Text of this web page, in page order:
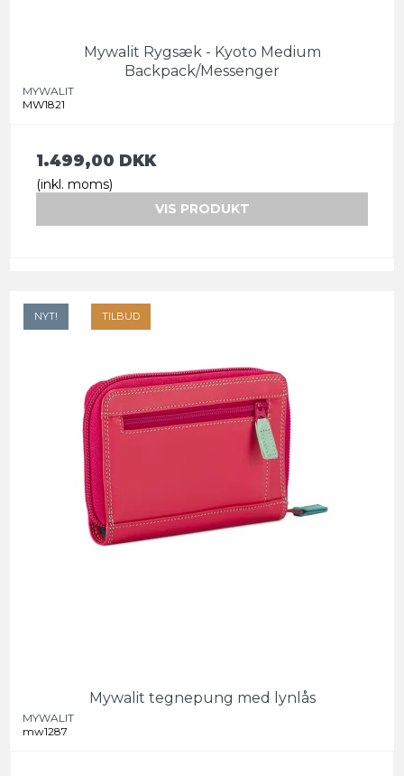
Mywalit Rygsæk - Kyoto Medium
Backpack/Messenger
MYWALIT
MW1821
1.499,00 DKK
(inkl. moms)
VIS PRODUKT
NYT! TILBUD
Mywalit tegnepung med lynlås
MYWALIT
mw1287